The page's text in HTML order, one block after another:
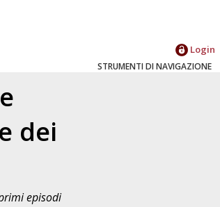
Login
STRUMENTI DI NAVIGAZIONE
dei
episodi